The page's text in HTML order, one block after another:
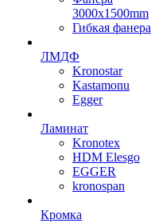
3000х1500mm
Гибкая фанера
ЛМДФ
Kronostar
Kastamonu
Egger
Ламинат
Kronotex
HDM Elesgo
EGGER
kronospan
Кромка